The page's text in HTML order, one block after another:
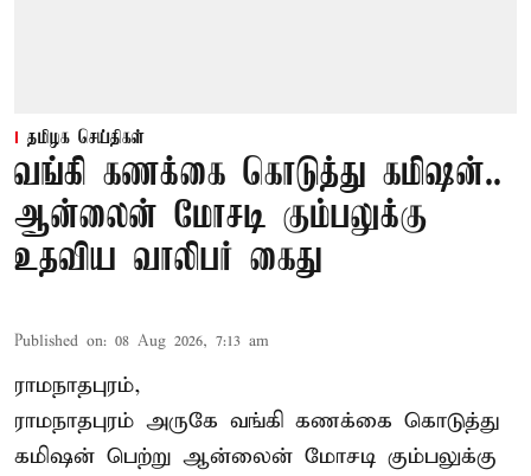
தமிழக செய்திகள்
வங்கி கணக்கை கொடுத்து கமிஷன்..
ஆன்லைன் மோசடி கும்பலுக்கு
உதவிய வாலிபர் கைது
Published on: 08 Aug 2026, 7:13 am
ராமநாதபுரம்,
ராமநாதபுரம் அருகே வங்கி கணக்கை கொடுத்து
கமிஷன் பெற்று ஆன்லைன் மோசடி கும்பலுக்கு